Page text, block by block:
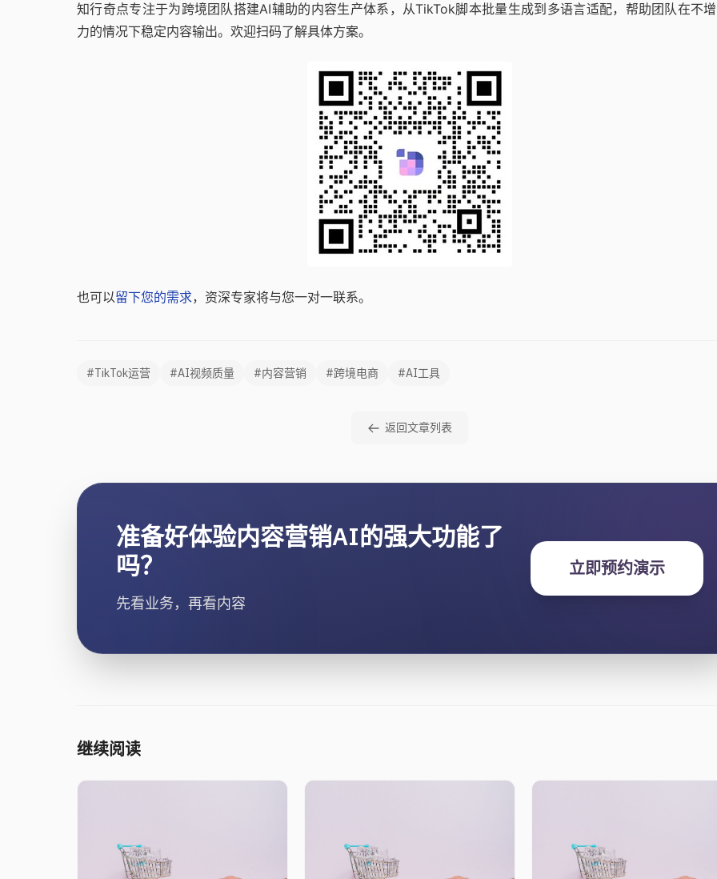
知行奇点专注于为跨境团队搭建AI辅助的内容生产体系，从TikTok脚本批量生成到多语言适配，帮助团队在不
力的情况下稳定内容输出。欢迎扫码了解具体方案。
也可以留下您的需求，资深专家将与您一对一联系。
#TikTok运营 #AI视频质量 #内容营销 #跨境电商 #AI工具
返回文章列表
准备好体验内容营销AI的强大功能了
吗？
先看业务，再看内容
立即预约演示
继续阅读